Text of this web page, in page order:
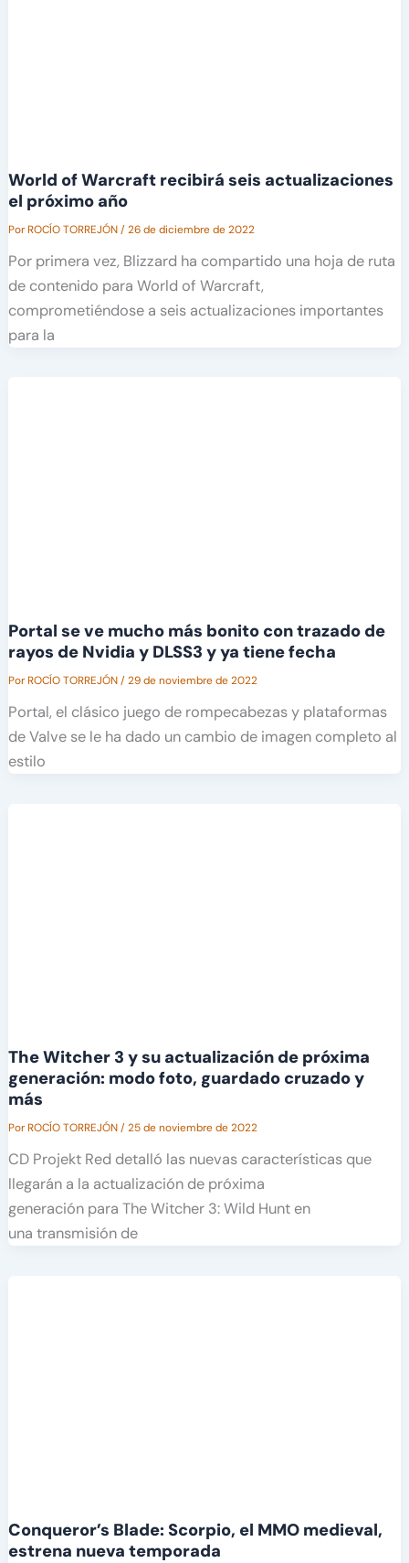
World of Warcraft recibirá seis actualizaciones
el próximo año
PorROCÍO TORREJÓN/26 de diciembre de 2022
Por primera vez, Blizzard ha compartido una hoja de ruta
de contenido para World of Warcraft,
comprometiéndose a seis actualizaciones importantes
para la
Portal se ve mucho más bonito con trazado de
rayos de Nvidia y DLSS3 y ya tiene fecha
PorROCÍO TORREJÓN/29 de noviembre de 2022
Portal, el clásico juego de rompecabezas y plataformas
de Valve se le ha dado un cambio de imagen completo al
estilo
The Witcher 3 y su actualización de próxima
generación: modo foto, guardado cruzado y
más
PorROCÍO TORREJÓN/25 de noviembre de 2022
CD Projekt Red detalló las nuevas características que
llegarán a la actualización de próxima
generación para The Witcher 3: Wild Hunt en
una transmisión de
Conqueror’s Blade: Scorpio, el MMO medieval,
estrena nueva temporada